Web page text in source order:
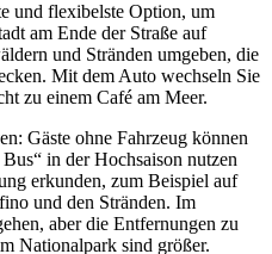
und flexibelste Option, um
am Ende der Straße auf
und Stränden umgeben, die
Mit dem Auto wechseln Sie
zu einem Café am Meer.
Gäste ohne Fahrzeug können
in der Hochsaison nutzen
erkunden, zum Beispiel auf
und den Stränden. Im
aber die Entfernungen zu
Nationalpark sind größer.